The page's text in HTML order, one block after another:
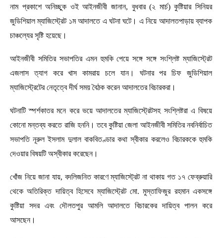
নাম প্রকাশে অনিচ্ছুক ওই আইনজীবী জানান, বুধবার (২ মার্চ) কুষ্টিয়ার সিনিয়র
জুডিশিয়াল ম্যাজিস্ট্রেট ১ম আদালতে এ ঘটনা ঘটে। এ নিয়ে আদালতপাড়ায় ব্যাপক
চাঞ্চল্যের সৃষ্টি হয়েছে।
আইনজীবী সমিতির সভাপতির এমন হুমকি পেয়ে সঙ্গে সঙ্গে সংশ্লিষ্ট ম্যাজিস্ট্রেট
এজলাস ত্যাগ করে খাস কামরায় চলে যান। ঘটনার পর চিফ জুডিশিয়াল
ম্যাজিস্ট্রেটের নেতৃত্বে দীর্ঘ সময় বৈঠক করেন আদালতের বিচারকরা।
ঘটনাটি স্পর্শকাতর মনে করে ভয়ে আদালতের ম্যাজিস্ট্রেটসহ সংশ্লিষ্টরা এ বিষয়ে
কোনো মন্তব্য করতে রাজি হননি। তবে কুষ্টিয়া জেলা আইনজীবী সমিতির নবনির্বাচিত
সভাপতি নূরুল ইসলাম দুলাল বাকবিতণ্ডার কথা স্বীকার করলেও বিচারককে হুমকি
দেওয়ার বিষয়টি অস্বীকার করেছেন।
খোঁজ নিয়ে জানা যায়, বদলিজনিত কারণে ম্যাজিস্ট্রেট না থাকায় গত ১৭ ফেব্রুয়ারি
থেকে অতিরিক্ত দায়িত্ব হিসেবে ম্যাজিস্ট্রেট মো. মুস্তাফিজুর রহমান একসঙ্গে
কুষ্টিয়া সদর এবং দৌলতপুর আমলি আদালতে বিচারকের দায়িত্ব পালন করে
আসছেন।